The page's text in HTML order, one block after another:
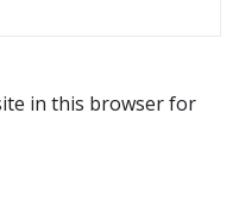
in this browser for